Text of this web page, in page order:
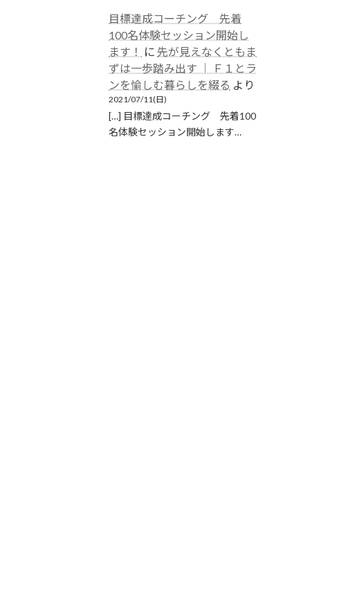
目標達成コーチング 先着
100名体験セッション開始し
ます！
に先が見えなくともま
ずは一歩踏み出す │ Ｆ１とラ
ンを愉しむ暮らしを綴る より
2021/07/11(日)
[…] 目標達成コーチング 先着100
名体験セッション開始します…